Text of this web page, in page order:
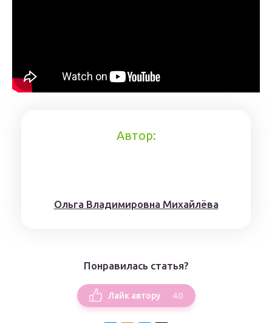
Автор:
Ольга Владимировна Михайлёва
Понравилась статья?
Лайк автору 40